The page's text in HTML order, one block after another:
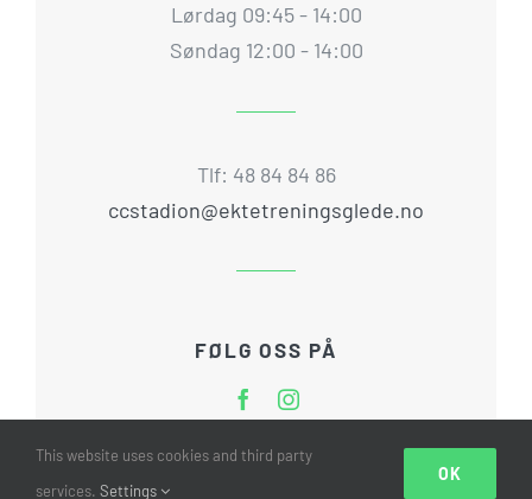
Lørdag 09:45 - 14:00
Søndag 12:00 - 14:00
Tlf: 48 84 84 86
ccstadion@ektetreningsglede.no
FØLG OSS PÅ
This website uses cookies and third party
services. Settings
OK